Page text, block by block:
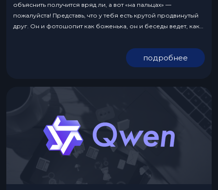
объяснить получится вряд ли, а вот «на пальцах» —
пожалуйста! Представь, что у тебя есть крутой продвинутый
друг. Он и фотошопит как боженька, он и беседы ведет, как
арбитража и настройки рекламных кампаний. И как только ты
подробнее